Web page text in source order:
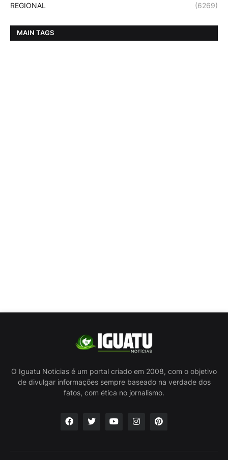
REGIONAL (6269)
MAIN TAGS
O Iguatu Noticias é um portal criado em 2008, com o objetivo
de divulgar informações sempre baseado na verdade dos
fatos, com ética no jornalismo.